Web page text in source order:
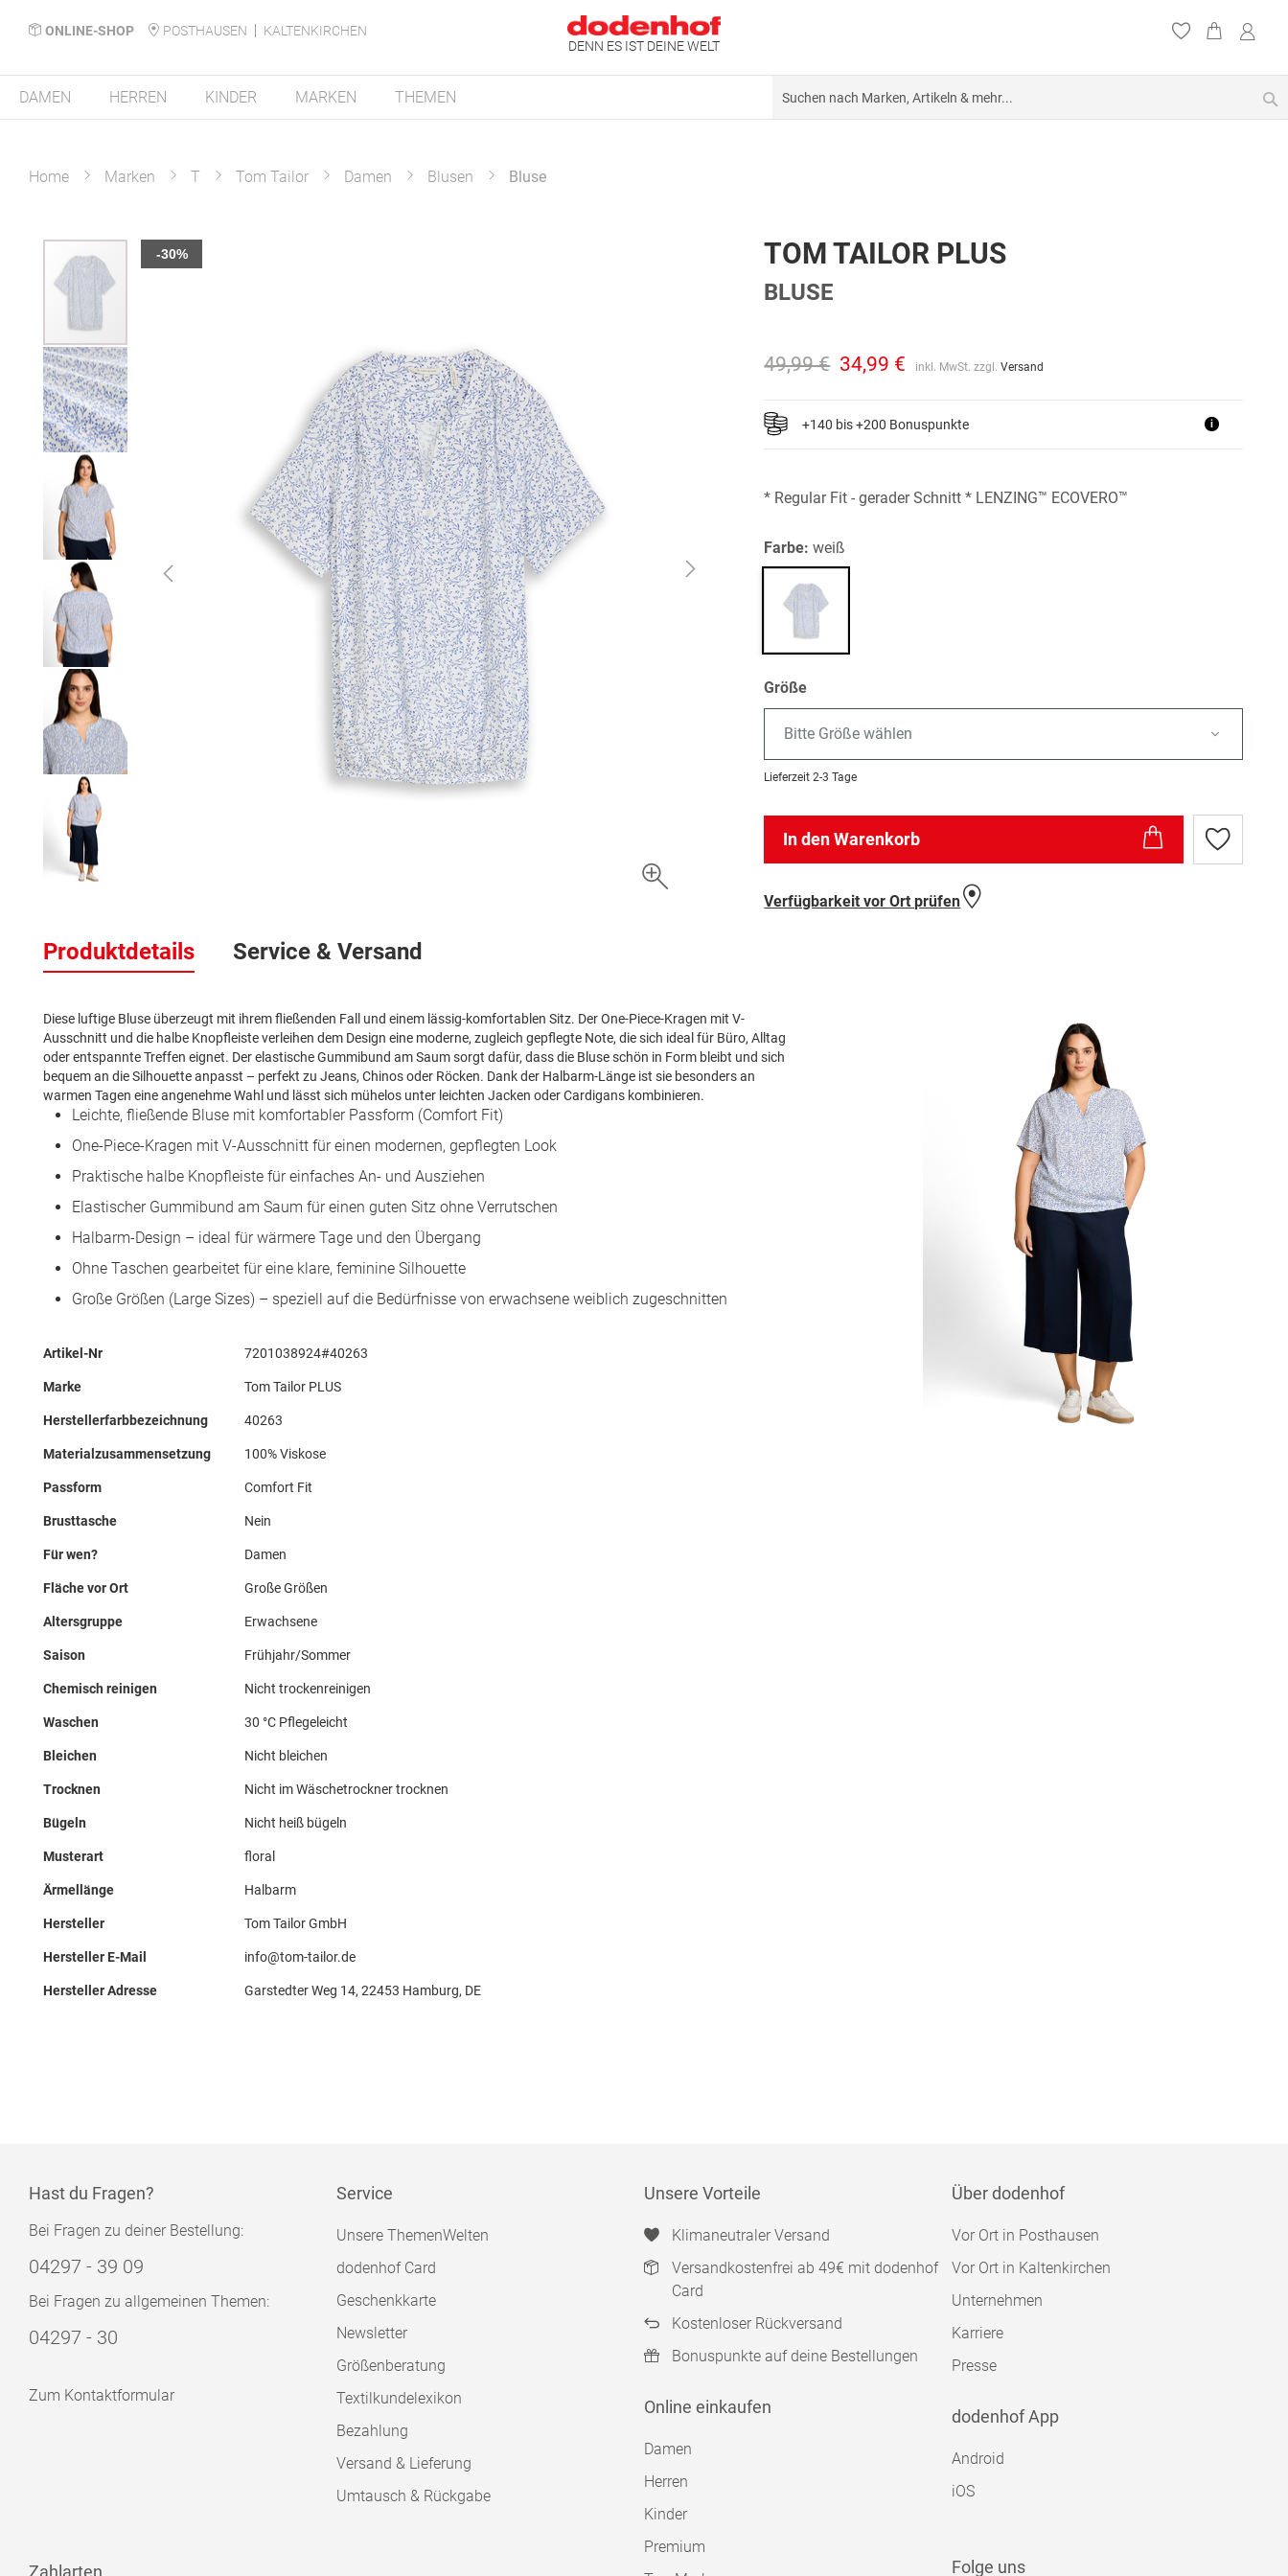
ONLINE-SHOP POSTHAUSEN
KALTENKIRCHEN
DENN ES IST DEINE WELT
DAMEN HERREN KINDER MARKEN THEMEN
Home Marken T Tom Tailor Damen Blusen Bluse
Zum
Ende
der
springen
-30%
der
Bildergalerie
TOM TAILOR PLUS
BLUSE
49,99 € 34,99 € inkl. MwSt. zzgl.Versand
+140 bis +200 Bonuspunkte i
* Regular Fit - gerader Schnitt * LENZING™ ECOVERO™
Farbe:weiß
Größe
Bitte Größe wählen
Lieferzeit 2-3 Tage
In den Warenkorb
Zur
Wunschliste
Verfügbarkeit vor Ort prüfen
Produktdetails
Diese luftige Bluse überzeugt mit ihrem fließenden Fall und einem lässig-komfortablen Sitz. Der One-Piece-Kragen mit V-
Ausschnitt und die halbe Knopfleiste verleihen dem Design eine moderne, zugleich gepflegte Note, die sich ideal für Büro, Alltag
oder entspannte Treffen eignet. Der elastische Gummibund am Saum sorgt dafür, dass die Bluse schön in Form bleibt und sich
bequem an die Silhouette anpasst – perfekt zu Jeans, Chinos oder Röcken. Dank der Halbarm-Länge ist sie besonders an
warmen Tagen eine angenehme Wahl und lässt sich mühelos unter leichten Jacken oder Cardigans kombinieren.
Leichte, fließende Bluse mit komfortabler Passform (Comfort Fit)
One-Piece-Kragen mit V-Ausschnitt für einen modernen, gepflegten Look
Praktische halbe Knopfleiste für einfaches An- und Ausziehen
Elastischer Gummibund am Saum für einen guten Sitz ohne Verrutschen
Halbarm-Design – ideal für wärmere Tage und den Übergang
Ohne Taschen gearbeitet für eine klare, feminine Silhouette
Große Größen (Large Sizes) – speziell auf die Bedürfnisse von erwachsene weiblich zugeschnitten
Mehr
Artikel-Nr 7201038924#40263
Marke Tom Tailor PLUS
Herstellerfarbbezeichnung 40263
Materialzusammensetzung 100% Viskose
Passform Comfort Fit
Brusttasche Nein
Für wen? Damen
Fläche vor Ort Große Größen
Altersgruppe Erwachsene
Saison Frühjahr/Sommer
Chemisch reinigen Nicht trockenreinigen
Waschen 30 °C Pflegeleicht
Bleichen Nicht bleichen
Trocknen Nicht im Wäschetrockner trocknen
Bügeln Nicht heiß bügeln
Musterart floral
Ärmellänge Halbarm
Hersteller Tom Tailor GmbH
Hersteller E-Mail info@tom-tailor.de
Hersteller Adresse Garstedter Weg 14, 22453 Hamburg, DE
Service & Versand
Hast du Fragen?
Bei Fragen zu deiner Bestellung:
04297 - 39 09
Bei Fragen zu allgemeinen Themen:
04297 - 30
Zum Kontaktformular
Service
Unsere ThemenWelten
dodenhof Card
Geschenkkarte
Newsletter
Größenberatung
Textilkundelexikon
Bezahlung
Versand & Lieferung
Umtausch & Rückgabe
Unsere Vorteile
Klimaneutraler Versand
Versandkostenfrei ab 49€ mit dodenhof
Card
Kostenloser Rückversand
Bonuspunkte auf deine Bestellungen
Online einkaufen
Damen
Herren
Kinder
Premium
Über dodenhof
Vor Ort in Posthausen
Vor Ort in Kaltenkirchen
Unternehmen
Karriere
Presse
dodenhof App
Android
iOS
Zahlarten Folge uns